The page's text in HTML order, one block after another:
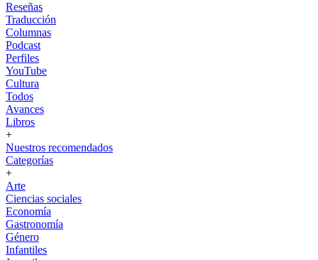
Reseñas
Traducción
Columnas
Podcast
Perfiles
YouTube
Cultura
Todos
Avances
Libros
+
Nuestros recomendados
Categorías
+
Arte
Ciencias sociales
Economía
Gastronomía
Género
Infantiles